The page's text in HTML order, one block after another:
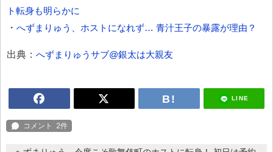
ト転身も明らかに
・ へずまりゅう、ホストになれず… 青汁王子の暴露が理由？
出典： へずまりゅうサブ@銀太は大親友
LINE